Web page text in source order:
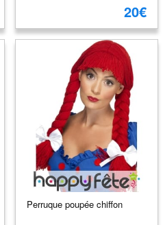
20€
Perruque poupée chiffon